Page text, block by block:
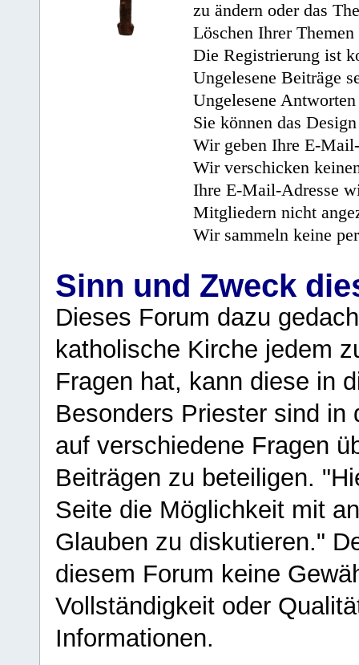
zu ändern oder das
Löschen Ihrer
Die Registrierung ist
Ungelesene Beiträge
Ungelesene
Sie können das
Wir geben Ihre E-
Wir verschicken
Ihre E-Mail-Adresse
Mitgliedern nicht
Wir sammeln keine
Sinn und Zweck
Dieses Forum dazu
katholische Kirche jedem
Fragen hat, kann diese in
Besonders Priester sind in
auf verschiedene Fragen
Beiträgen zu beteiligen.
Seite die Möglichkeit mit
Glauben zu diskutieren."
diesem Forum keine
Vollständigkeit oder
Informationen.